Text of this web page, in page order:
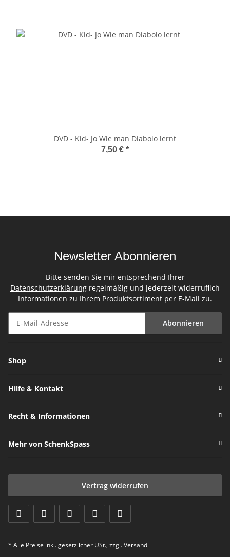
DVD - Kid- Jo Wie man Diabolo lernt
7,50 € *
Newsletter Abonnieren
Bitte senden Sie mir entsprechend Ihrer
Datenschutzerklärung regelmäßig und jederzeit widerruflich
Informationen zu Ihrem Produktsortiment per E-Mail zu.
Abonnieren
Shop
Hilfe & Kontakt
Recht & Informationen
Mehr von SchenkSpass
Vertrag widerrufen
* Alle Preise inkl. gesetzlicher USt., zzgl.Versand